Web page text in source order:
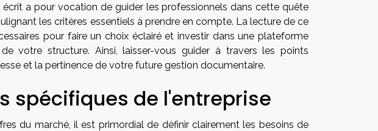
écrit a pour vocation de guider les professionnels dans cette quête
les critères essentiels à prendre en compte. La lecture de ce
pour faire un choix éclairé et investir dans une plateforme
votre structure. Ainsi, laisser-vous guider à travers les points
et la pertinence de votre future gestion documentaire.
spécifiques de l'entreprise
du marché, il est primordial de définir clairement les besoins de